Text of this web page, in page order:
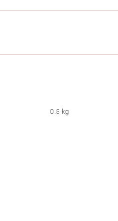
0.5 kg